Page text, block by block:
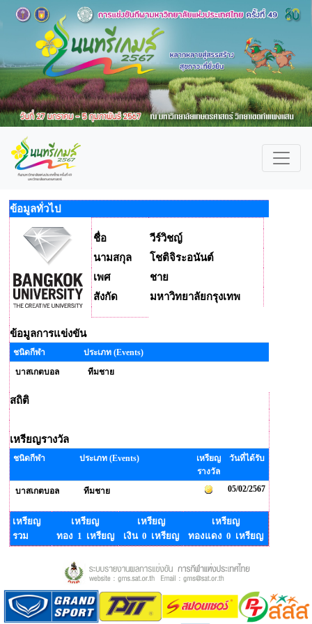
ข้อมูลทั่วไป
ชื่อ
วีร์วิชญ์
นามสกุล
โชติจิระอนันต์
เพศ
ชาย
สังกัด
มหาวิทยาลัยกรุงเทพ
ข้อมูลการแข่งขัน
ชนิดกีฬา
ประเภท (Events)
บาสเกตบอล
ทีมชาย
สถิติ
เหรียญรางวัล
ชนิดกีฬา ประเภท (Events)
เหรียญ
รางวัล
วันที่ได้รับ
บาสเกตบอล ทีมชาย 05/02/2567
เหรียญ
รวม
เหรียญ
ทอง 1 เหรียญ
เหรียญ
เงิน 0 เหรียญ
เหรียญ
ทองแดง 0 เหรียญ